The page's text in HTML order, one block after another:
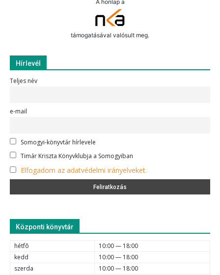
A honlap a
támogatásával valósult meg.
Hírlevél
Teljes név
e-mail
Somogyi-könyvtár hírlevele
Timár Kriszta Könyvklubja a Somogyiban
Elfogadom az adatvédelmi irányelveket.
Központi könyvtár
hétfõ
10:00 — 18:00
kedd
10:00 — 18:00
szerda
10:00 — 18:00